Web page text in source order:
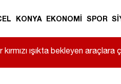
KONYA EKONOMİ SPOR
kırmızı ışıkta bekleyen araçlara